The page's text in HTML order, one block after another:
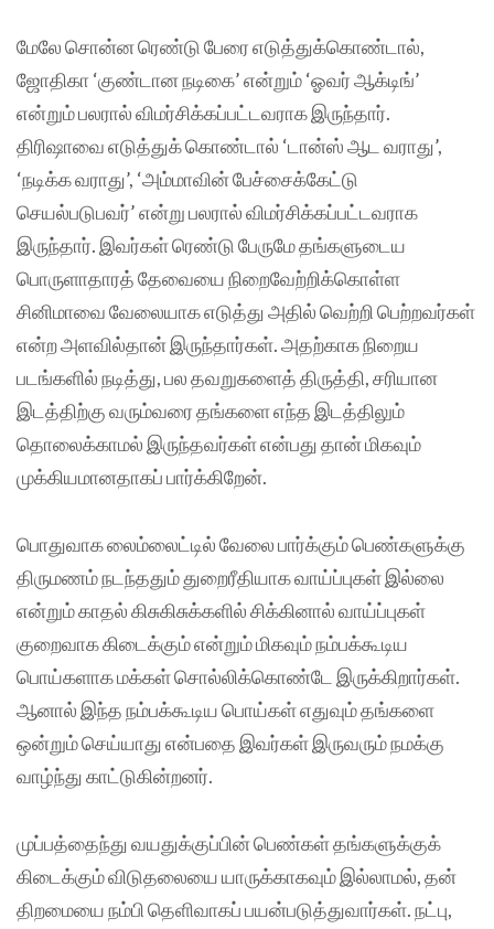
மேலே சொன்ன ரெண்டு பேரை எடுத்துக்கொண்டால்,
ஜோதிகா ‘குண்டான நடிகை’ என்றும் ‘ஓவர் ஆக்டிங்’
என்றும் பலரால் விமர்சிக்கப்பட்டவராக இருந்தார்.
திரிஷாவை எடுத்துக் கொண்டால் ‘டான்ஸ் ஆட வராது’,
‘நடிக்க வராது’, ‘அம்மாவின் பேச்சைக்கேட்டு
செயல்படுபவர்’ என்று பலரால் விமர்சிக்கப்பட்டவராக
இருந்தார். இவர்கள் ரெண்டு பேருமே தங்களுடைய
பொருளாதாரத் தேவையை நிறைவேற்றிக்கொள்ள
சினிமாவை வேலையாக எடுத்து அதில் வெற்றி பெற்றவர்கள்
என்ற அளவில்தான் இருந்தார்கள். அதற்காக நிறைய
படங்களில் நடித்து, பல தவறுகளைத் திருத்தி, சரியான
இடத்திற்கு வரும்வரை தங்களை எந்த இடத்திலும்
தொலைக்காமல் இருந்தவர்கள் என்பது தான் மிகவும்
முக்கியமானதாகப் பார்க்கிறேன்.
பொதுவாக லைம்லைட்டில் வேலை பார்க்கும் பெண்களுக்கு
திருமணம் நடந்ததும் துறைரீதியாக வாய்ப்புகள் இல்லை
என்றும் காதல் கிசுகிசுக்களில் சிக்கினால் வாய்ப்புகள்
குறைவாக கிடைக்கும் என்றும் மிகவும் நம்பக்கூடிய
பொய்களாக மக்கள் சொல்லிக்கொண்டே இருக்கிறார்கள்.
ஆனால் இந்த நம்பக்கூடிய பொய்கள் எதுவும் தங்களை
ஒன்றும் செய்யாது என்பதை இவர்கள் இருவரும் நமக்கு
வாழ்ந்து காட்டுகின்றனர்.
முப்பத்தைந்து வயதுக்குப்பின் பெண்கள் தங்களுக்குக்
கிடைக்கும் விடுதலையை யாருக்காகவும் இல்லாமல், தன்
திறமையை நம்பி தெளிவாகப் பயன்படுத்துவார்கள். நட்பு,